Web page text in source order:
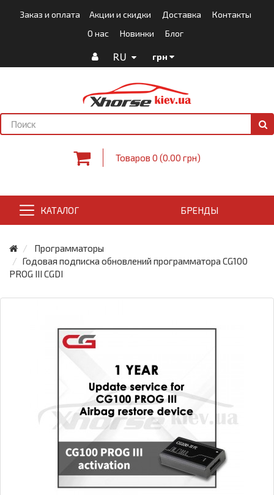
Заказ и оплата Акции и скидки Доставка
Контакты
О нас
Новинки Блог
RU грн
Товаров 0 (0.00 грн)
КАТАЛОГ БРЕНДЫ
Программаторы
Годовая подписка обновлений программатора CG100
PROG III CGDI